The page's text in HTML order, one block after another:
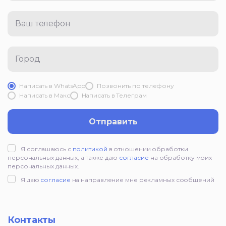
Ваш телефон
Город
Написать в WhatsApp
Позвонить по телефону
Написать в Mакс
Написать в Телеграм
Отправить
Я соглашаюсь с политикой в отношении обработки
персональных данных, а также даю согласие на обработку моих
персональных данных.
Я даю согласие на направление мне рекламных сообщений
Контакты